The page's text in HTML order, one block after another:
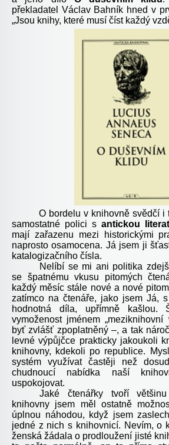
překladatel Václav Bahník hned v
„Jsou knihy, které musí číst každý
O bordelu v knihovně svědčí i
samostatné polici s antickou
mají zařazenu mezi historickými
naprosto osamocena. Já jsem ji
katalogizačního čísla.
Nelíbí se mi ani politika
se špatnému vkusu pitomých
každý měsíc stále nové a nové
zatímco na čtenáře, jako jsem Já,
hodnotná díla, upřímně kašlou.
vymoženost jménem „meziknihovní
byť zvlášť zpoplatněný –, a tak
levné výpůjčce prakticky jakoukoli
knihovny, kdekoli po republice.
systém využívat častěji než
chudnoucí nabídka naší
uspokojovat.
Jaké čtenářky tvoří
knihovny jsem měl ostatně
úplnou náhodou, když jsem
jedné z nich s knihovnicí. Nevím, o
ženská žádala o prodloužení jisté